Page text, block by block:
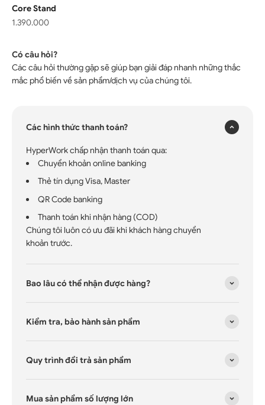
Core Stand
Giá bán
1.390.000
Có câu hỏi?
Các câu hỏi thường gặp sẽ giúp bạn giải đáp nhanh những thắc
mắc phổ biến về sản phẩm/dịch vụ của chúng tôi.
Các hình thức thanh toán?
HyperWork chấp nhận thanh toán qua:
Chuyển khoản online banking
Thẻ tín dụng Visa, Master
QR Code banking
Thanh toán khi nhận hàng (COD)
Chúng tôi luôn có ưu đãi khi khách hàng chuyển
khoản trước.
Bao lâu có thể nhận được hàng?
Kiểm tra, bảo hành sản phẩm
Quy trình đổi trả sản phẩm
Mua sản phẩm số lượng lớn